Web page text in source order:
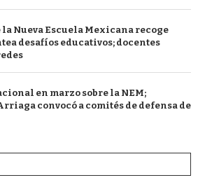
Nueva Escuela Mexicana recoge
desafíos educativos; docentes
en marzo sobre la NEM;
convocó a comités de defensa de